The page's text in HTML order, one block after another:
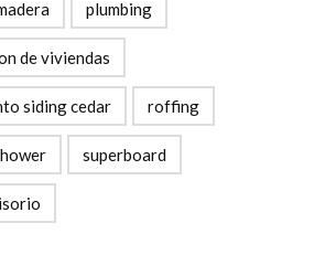
plumbing
de viviendas
siding cedar roffing
superboard